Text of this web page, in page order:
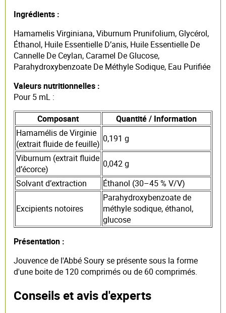
Ingrédients :
Hamamelis Virginiana, Viburnum Prunifolium, Glycérol,
Éthanol, Huile Essentielle D’anis, Huile Essentielle De
Cannelle De Ceylan, Caramel De Glucose,
Parahydroxybenzoate De Méthyle Sodique, Eau Purifiée
Valeurs nutritionnelles :
Pour 5 mL :
Composant
Quantité / Information
Hamamélis de Virginie
(extrait fluide de feuille) 0,191 g
Viburnum (extrait fluide
d’écorce)
0,042 g
Solvant d’extraction
Éthanol (30–45 % V/V)
Excipients notoires
Parahydroxybenzoate de
méthyle sodique, éthanol,
glucose
Présentation :
Jouvence de l'Abbé Soury se présente sous la forme
d'une boite de 120 comprimés ou de 60 comprimés.
Conseils et avis d'experts